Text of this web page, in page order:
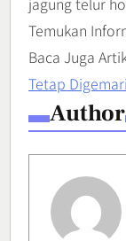
Temukan
Baca Juga
Tetap Digemari
Author